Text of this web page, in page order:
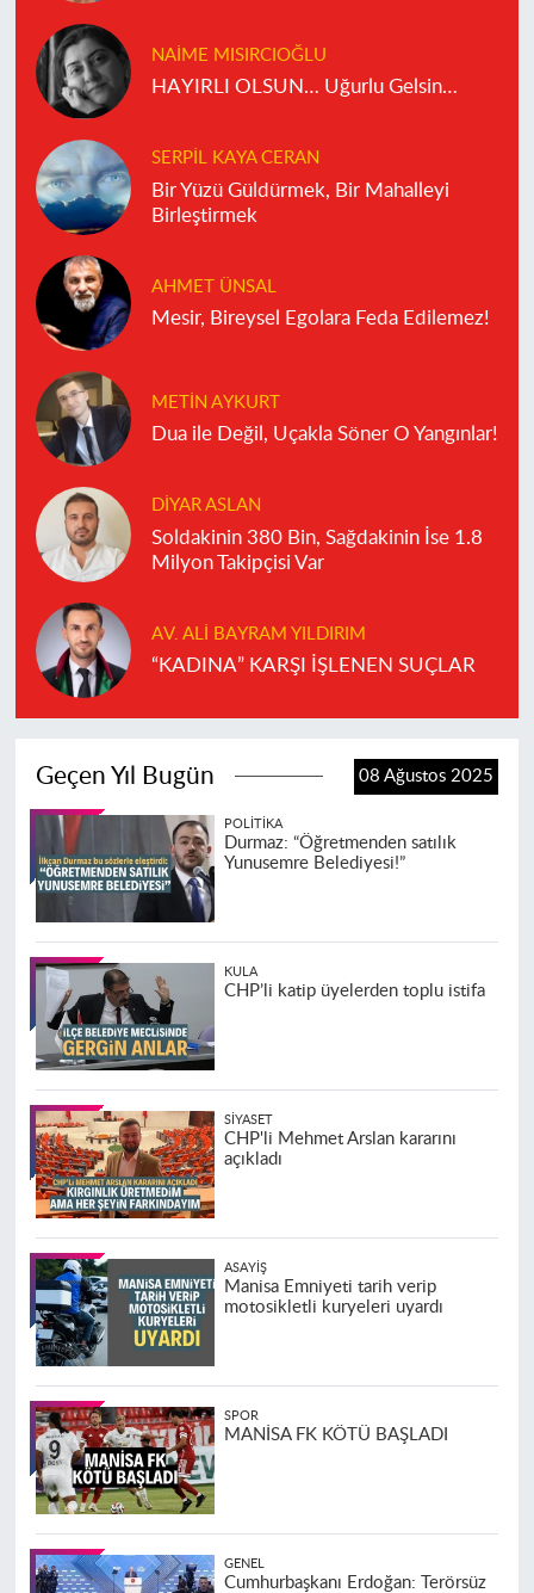
NAIME MISIRCIOĞLU
HAYIRLI OLSUN… Uğurlu Gelsin…
SERPIL KAYA CERAN
Bir Yüzü Güldürmek, Bir Mahalleyi
Birleştirmek
AHMET ÜNSAL
Mesir, Bireysel Egolara Feda Edilemez!
METIN AYKURT
Dua ile Değil, Uçakla Söner O Yangınlar!
DIYAR ASLAN
Soldakinin 380 Bin, Sağdakinin İse 1.8
Milyon Takipçisi Var
AV. ALI BAYRAM YILDIRIM
“KADINA” KARŞI İŞLENEN SUÇLAR
Geçen Yıl Bugün 08 Ağustos 2025
POLITIKA
Durmaz: “Öğretmenden satılık
Yunusemre Belediyesi!”
KULA
CHP’li katip üyelerden toplu istifa
SIYASET
CHP'li Mehmet Arslan kararını
açıkladı
ASAYIŞ
Manisa Emniyeti tarih verip
motosikletli kuryeleri uyardı
SPOR
MANİSA FK KÖTÜ BAŞLADI
GENEL
Cumhurbaşkanı Erdoğan: Terörsüz